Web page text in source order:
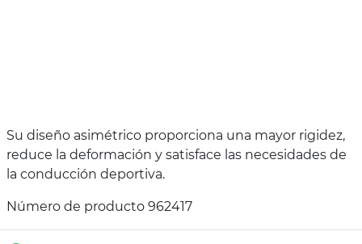
Su diseño asimétrico proporciona una mayor rigidez,
reduce la deformación y satisface las necesidades de
la conducción deportiva.
Número de producto 962417